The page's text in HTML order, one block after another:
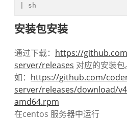
| sh
安装包安装
通过下载： https://
server/releases 对应的安装包
如： https://github.com/
server/releases/download/
amd64.rpm
在centos 服务器中运行